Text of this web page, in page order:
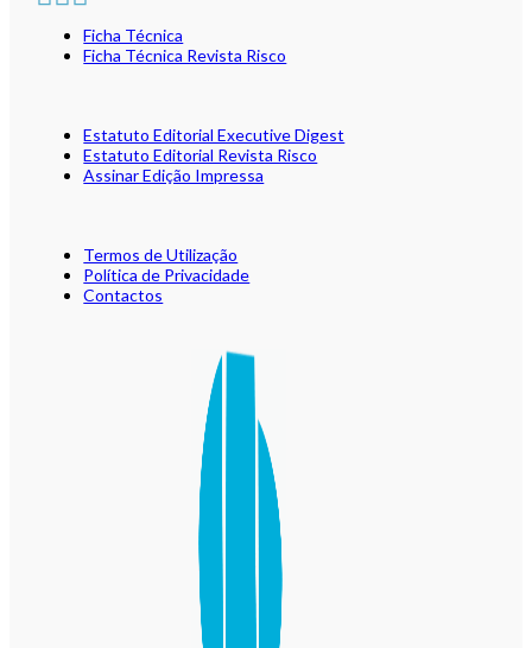
Ficha Técnica
Ficha Técnica Revista Risco
Estatuto Editorial Executive Digest
Estatuto Editorial Revista Risco
Assinar Edição Impressa
Termos de Utilização
Política de Privacidade
Contactos